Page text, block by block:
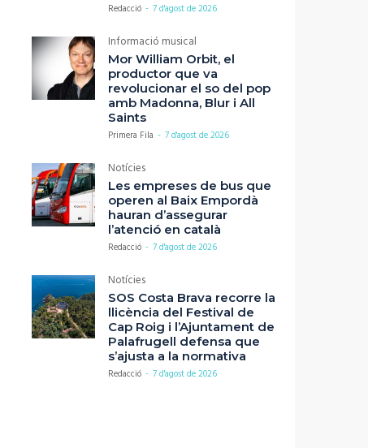
Redacció - 7 d'agost de 2026
Informació musical
Mor William Orbit, el
productor que va
revolucionar el so del pop
amb Madonna, Blur i All
Saints
Primera Fila - 7 d'agost de 2026
Notícies
Les empreses de bus que
operen al Baix Empordà
hauran d’assegurar
l’atenció en català
Redacció - 7 d'agost de 2026
Notícies
SOS Costa Brava recorre la
llicència del Festival de
Cap Roig i l’Ajuntament de
Palafrugell defensa que
s’ajusta a la normativa
Redacció - 7 d'agost de 2026